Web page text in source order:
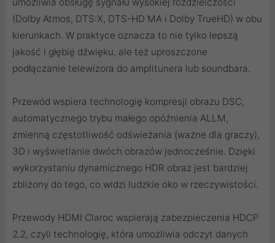
(Dolby Atmos, DTS:X, DTS-HD MA i Dolby TrueHD) w obu
kierunkach. W praktyce oznacza to nie tylko lepszą
jakość i głębię dźwięku, ale też uproszczone
podłączanie telewizora do amplitunera lub soundbara.
Przewód wspiera technologię kompresji obrazu DSC,
automatycznego trybu małego opóźnienia ALLM,
zmienną częstotliwość odświeżania (ważne dla graczy),
3D i wyświetlanie dwóch obrazów jednocześnie. Dzięki
wykorzystaniu dynamicznego HDR obraz jest bardziej
zbliżony do tego, co widzi ludzkie oko w rzeczywistości.
Przewody HDMI Claroc wspierają zabezpieczenia HDCP
2.2, czyli technologię, która umożliwia odczyt danych